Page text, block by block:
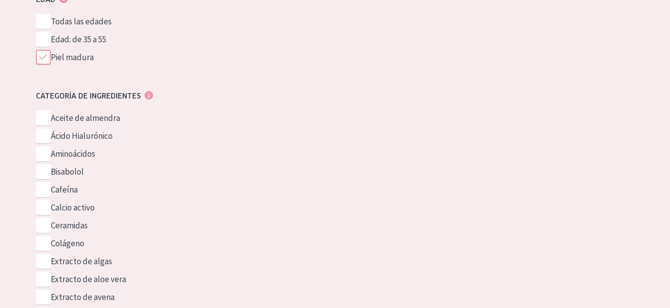
Todas las edades
Edad: de 35 a 55
Piel madura
CATEGORÍA DE INGREDIENTES
Aceite de almendra
Ácido Hialurónico
Aminoácidos
Bisabolol
Cafeína
Calcio activo
Ceramidas
Colágeno
Extracto de algas
Extracto de aloe vera
Extracto de avena